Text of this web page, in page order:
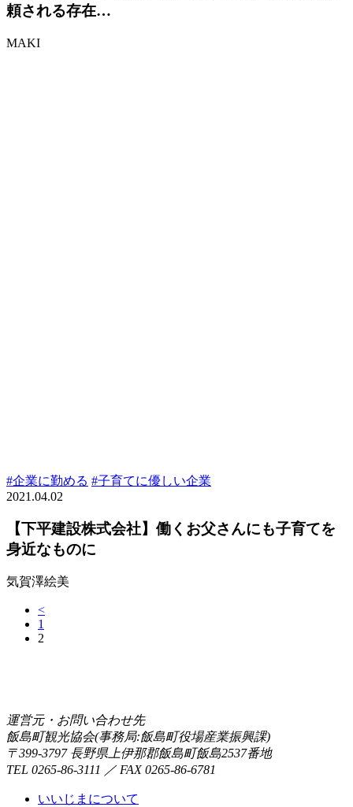
頼される存在…
MAKI
#企業に勤める #子育てに優しい企業
2021.04.02
【下平建設株式会社】働くお父さんにも子育てを
身近なものに
気賀澤絵美
<
1
2
運営元・お問い合わせ先
飯島町観光協会(事務局:飯島町役場産業振興課)
〒399-3797 長野県上伊那郡飯島町飯島2537番地
TEL 0265-86-3111 ／ FAX 0265-86-6781
いいじまについて